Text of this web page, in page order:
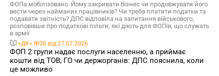
ФОПа мобілізовано. Йому закривати бізнес чи продовжувати його
вести через найманих працівників? Чи треба платити податки та
подавати звітність? ДПС відповіла на запитання військового,
розповівши про податкові пільги, які діють для ФОПів, що служать
в армії
«ДК» №30 від 27.07.2026
ФОП 2 групи надає послуги населенню, а приймає
кошти від ТОВ, ГО чи держорганів: ДПС пояснила, коли
це можливо